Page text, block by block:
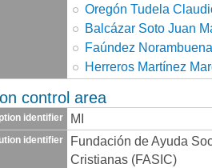
Oregón Tudela
Balcázar Soto Juan
Faúndez
Herreros Martínez
control area
identifier MI
identifier
Fundación de Ayuda
Cristianas (FASIC)